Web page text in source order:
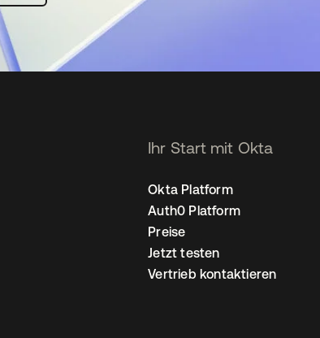
Ihr Start mit Okta
Okta Platform
Auth0 Platform
Preise
Jetzt testen
Vertrieb kontaktieren